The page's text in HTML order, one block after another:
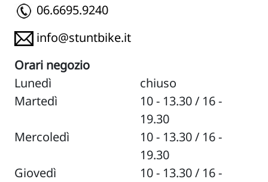
06.6695.9240
info@stuntbike.it
Orari negozio
Lunedì
chiuso
Martedì
10 - 13.30 / 16 -
19.30
Mercoledì
10 - 13.30 / 16 -
19.30
Giovedì
10 - 13.30 / 16 -